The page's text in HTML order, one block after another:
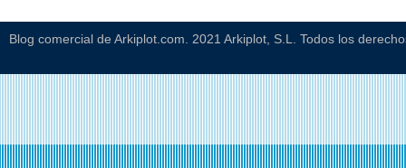
Blog comercial de Arkiplot.com. 2021 Arkiplot, S.L. Todos los